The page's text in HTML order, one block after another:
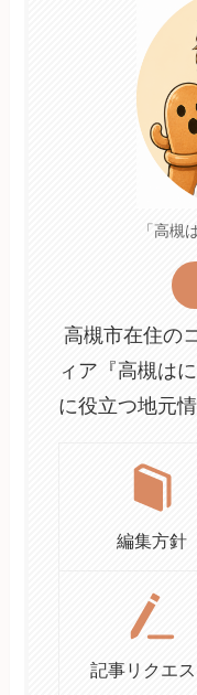
「高槻
高槻市在住の
ィア『高槻は
に役立つ地元
編集方針
記事リクエス